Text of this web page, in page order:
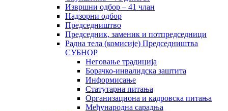
Извршни одбор – 41 члан
Надзорни одбор
Председништво
Председник, заменик и потпредседници
Радна тела (комисије) Председништва
СУБНОР
Неговање традиција
Борачко-инвалидска заштита
Информисање
Статутарна питања
Организациона и кадровска питања
Међународна сарадња